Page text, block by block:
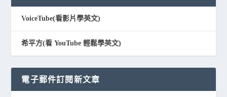
VoiceTube(看影片學英文)
希平方(看 YouTube 輕鬆學英文)
電子郵件訂閱新文章